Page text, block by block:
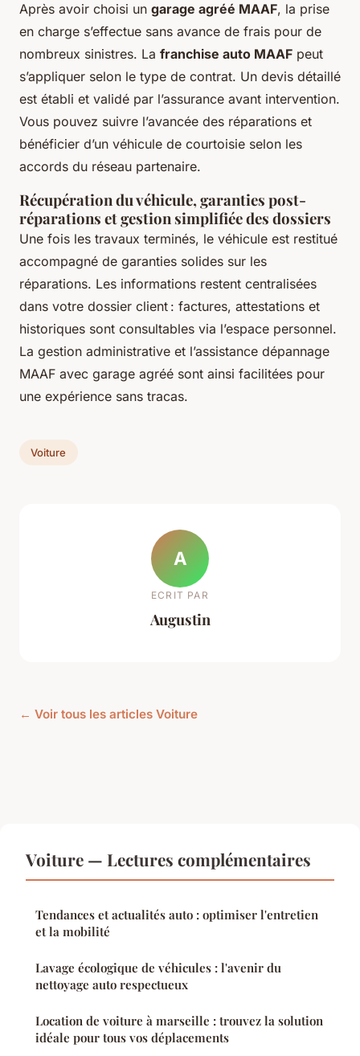
Après avoir choisi un garage agréé MAAF, la prise
en charge s’effectue sans avance de frais pour de
nombreux sinistres. La franchise auto MAAF peut
s’appliquer selon le type de contrat. Un devis détaillé
est établi et validé par l’assurance avant intervention.
Vous pouvez suivre l’avancée des réparations et
bénéficier d’un véhicule de courtoisie selon les
accords du réseau partenaire.
Récupération du véhicule, garanties post-
réparations et gestion simplifiée des dossiers
Une fois les travaux terminés, le véhicule est restitué
accompagné de garanties solides sur les
réparations. Les informations restent centralisées
dans votre dossier client : factures, attestations et
historiques sont consultables via l’espace personnel.
La gestion administrative et l’assistance dépannage
MAAF avec garage agréé sont ainsi facilitées pour
une expérience sans tracas.
Voiture
A
ECRIT PAR
Augustin
← Voir tous les articles Voiture
Voiture — Lectures complémentaires
Tendances et actualités auto : optimiser l'entretien
et la mobilité
Lavage écologique de véhicules : l'avenir du
nettoyage auto respectueux
Location de voiture à marseille : trouvez la solution
idéale pour tous vos déplacements